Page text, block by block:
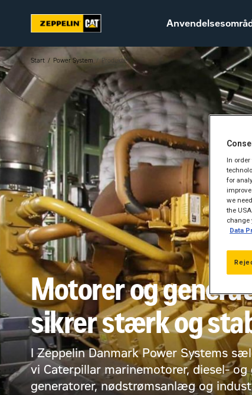
Bæredygtighed Karriere hos Zeppelin
Ledige jobs
Start Power System Produkter
Motorer og
sikrer stærk og
I Zeppelin Danmark Power Systems
vi Caterpillar marinemotorer, diesel- og
generatorer, nødstrømsanlæg og
In order
for
we
the
change
Data